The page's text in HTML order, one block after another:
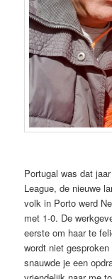
Portugal was dat
League, de nieuwe
volk in Porto werd
met 1-0. De
eerste om haar te
wordt niet
snauwde je een